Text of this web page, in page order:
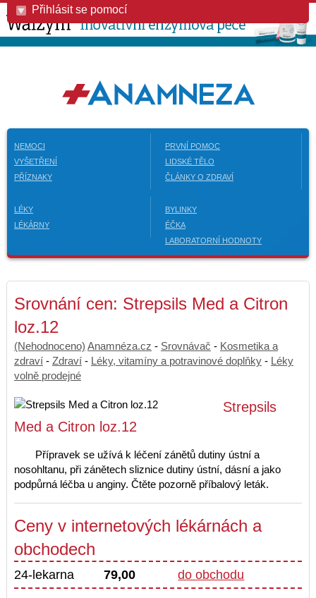
Přihlásit se pomocí
NEMOCI
VYŠETŘENÍ
PŘÍZNAKY
PRVNÍ POMOC
LIDSKÉ TĚLO
ČLÁNKY O ZDRAVÍ
LÉKY
LÉKÁRNY
BYLINKY
ÉČKA
LABORATORNÍ HODNOTY
Srovnání cen: Strepsils Med a Citron
loz.12
(Nehodnoceno) Anamnéza.cz - Srovnávač - Kosmetika a
zdraví - Zdraví - Léky, vitamíny a potravinové doplňky - Léky
volně prodejné
Strepsils
Med a Citron loz.12
Přípravek se užívá k léčení zánětů dutiny ústní a
nosohltanu, při zánětech sliznice dutiny ústní, dásní a jako
podpůrná léčba u anginy. Čtěte pozorně příbalový leták.
Ceny v internetových lékárnách a
obchodech
24-lekarna 79,00 do obchodu